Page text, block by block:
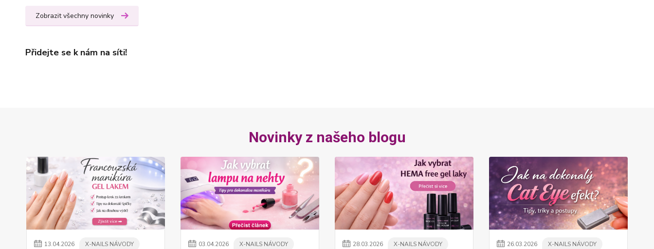
Zobrazit všechny novinky
Přidejte se k nám na síti!
Novinky z našeho blogu
13.04.2026 X-NAILS NÁVODY 03.04.2026 X-NAILS NÁVODY 28.03.2026 X-NAILS NÁVODY 26.03.2026 X-NAILS NÁVODY